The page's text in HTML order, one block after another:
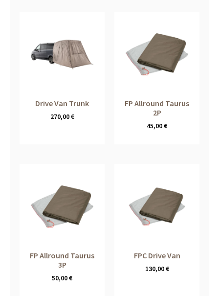
Drive Van Trunk
270,00€
FP Allround Taurus
2P
45,00€
FP Allround Taurus
3P
50,00€
FPC Drive Van
130,00€